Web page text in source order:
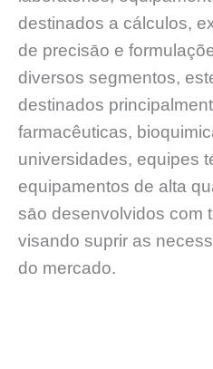
destinados a cálculos,
de precisāo e
diversos segmentos,
destinados
farmacêuticas,
universidades, equipes
equipamentos de alta
sāo desenvolvidos com
visando suprir as
do mercado.